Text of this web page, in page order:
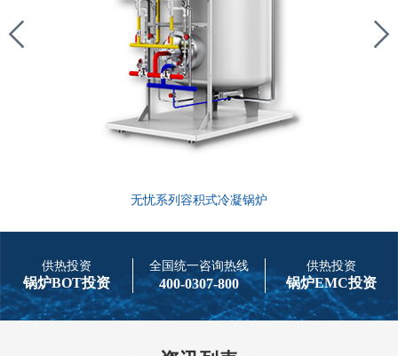
无忧系列容积式冷凝锅炉
供热投资
锅炉BOT投资
全国统一咨询热线
400-0307-800
供热投资
锅炉EMC投资